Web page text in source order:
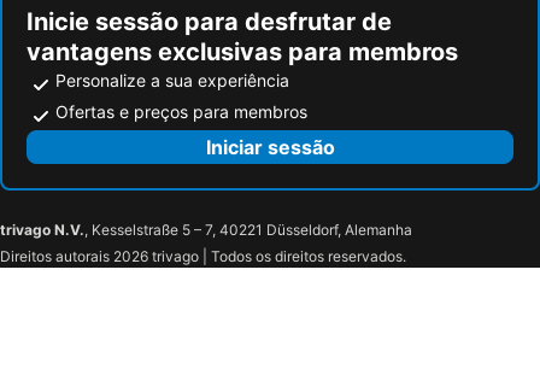
Inicie sessão para desfrutar de
vantagens exclusivas para membros
Personalize a sua experiência
Ofertas e preços para membros
Iniciar sessão
trivago N.V., Kesselstraße 5 – 7, 40221 Düsseldorf, Alemanha
Direitos autorais 2026 trivago | Todos os direitos reservados.